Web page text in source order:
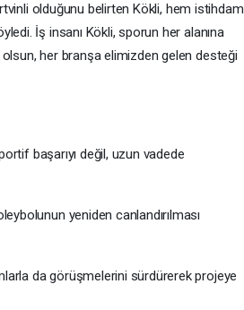
olduğunu belirten Kökli, hem istihdam
İş insanı Kökli, sporun her alanına
her branşa elimizden gelen desteği
başarıyı değil, uzun vadede
yeniden canlandırılması
da görüşmelerini sürdürerek projeye